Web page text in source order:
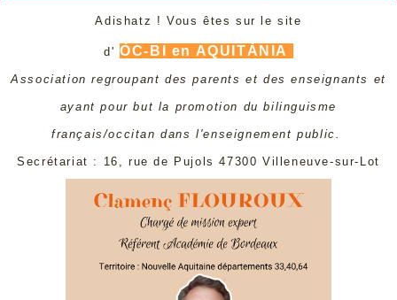
Adishatz ! Vous êtes sur le site
d' ÒC-BI en AQUITÀNIA
Association regroupant des parents et des enseignants et
ayant pour but la promotion du bilinguisme
français/occitan dans l'enseignement public.
Secrétariat : 16, rue de Pujols 47300 Villeneuve-sur-Lot